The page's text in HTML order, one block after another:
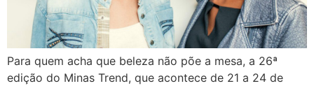
Para quem acha que beleza não põe a mesa, a 26ª
edição do Minas Trend, que acontece de 21 a 24 de